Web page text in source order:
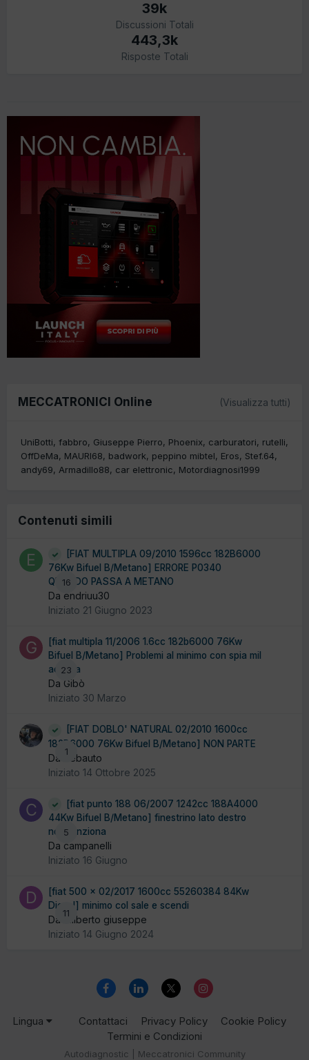
39k
Discussioni Totali
443,3k
Risposte Totali
MECCATRONICI Online (Visualizza tutti)
UniBotti fabbro Giuseppe Pierro Phoenix carburatori
rutelli
OffDeMa
MAURI68 badwork peppino mibtel Eros
Stef.64
andy69
Armadillo88 car elettronic Motordiagnosi1999
Contenuti simili
16
[FIAT MULTIPLA 09/2010 1596cc 182B6000
76Kw Bifuel B/Metano] ERRORE P0340
QUANDO PASSA A METANO
Da endriuu30
Iniziato 21 Giugno 2023
23
[fiat multipla 11/2006 1.6cc 182b6000 76Kw
Bifuel B/Metano] Problemi al minimo con spia mil
accesa
Da Gibò
Iniziato 30 Marzo
1
[FIAT DOBLO' NATURAL 02/2010 1600cc
182B6000 76Kw Bifuel B/Metano] NON PARTE
Da debauto
Iniziato 14 Ottobre 2025
5
[fiat punto 188 06/2007 1242cc 188A4000
44Kw Bifuel B/Metano] finestrino lato destro
non funziona
Da campanelli
Iniziato 16 Giugno
11
[fiat 500 x 02/2017 1600cc 55260384 84Kw
Diesel] minimo col sale e scendi
Da diliberto giuseppe
Iniziato 14 Giugno 2024
Lingua Contattaci Privacy Policy
Cookie Policy
Termini e Condizioni
Autodiagnostic | Meccatronici Community